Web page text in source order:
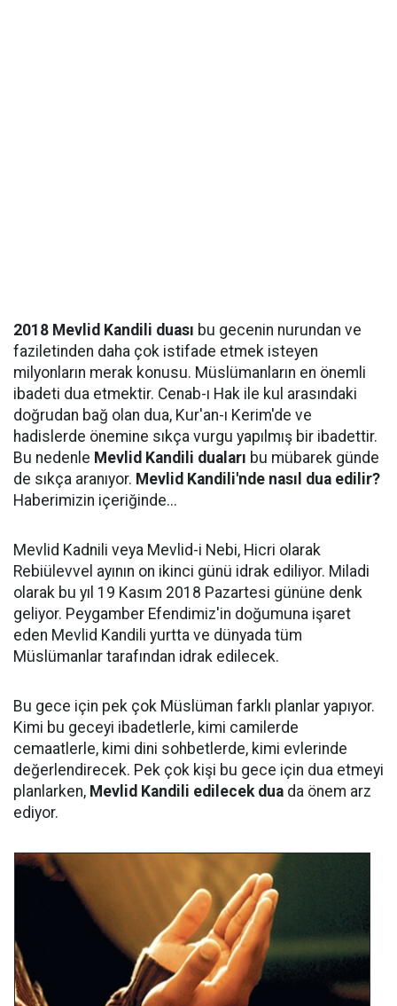
2018 Mevlid Kandili duası bu gecenin nurundan ve
faziletinden daha çok istifade etmek isteyen
milyonların merak konusu. Müslümanların en önemli
ibadeti dua etmektir. Cenab-ı Hak ile kul arasındaki
doğrudan bağ olan dua, Kur'an-ı Kerim'de ve
hadislerde önemine sıkça vurgu yapılmış bir ibadettir.
Bu nedenle Mevlid Kandili duaları bu mübarek günde
de sıkça aranıyor. Mevlid Kandili'nde nasıl dua edilir?
Haberimizin içeriğinde...
Mevlid Kadnili veya Mevlid-i Nebi, Hicri olarak
Rebiülevvel ayının on ikinci günü idrak ediliyor. Miladi
olarak bu yıl 19 Kasım 2018 Pazartesi gününe denk
geliyor. Peygamber Efendimiz'in doğumuna işaret
eden Mevlid Kandili yurtta ve dünyada tüm
Müslümanlar tarafından idrak edilecek.
Bu gece için pek çok Müslüman farklı planlar yapıyor.
Kimi bu geceyi ibadetlerle, kimi camilerde
cemaatlerle, kimi dini sohbetlerde, kimi evlerinde
değerlendirecek. Pek çok kişi bu gece için dua etmeyi
planlarken, Mevlid Kandili edilecek dua da önem arz
ediyor.